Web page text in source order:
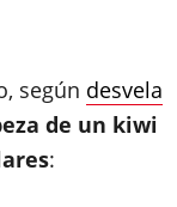
según desvela
de un kiwi
: